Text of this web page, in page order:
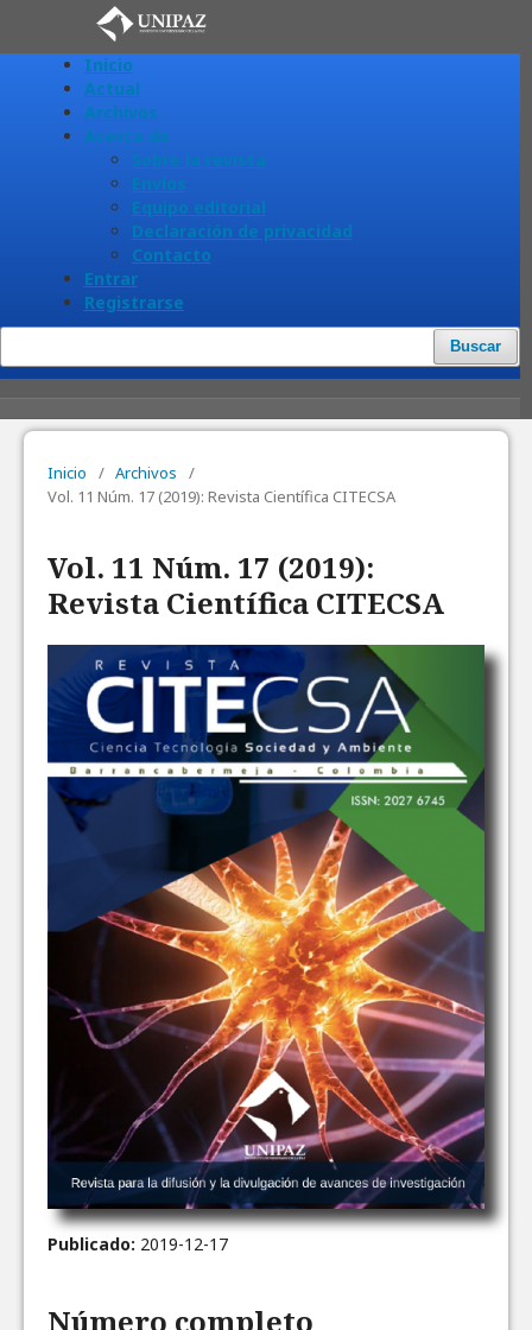
Inicio
Actual
Archivos
Acerca de
Sobre la revista
Envíos
Equipo editorial
Declaración de privacidad
Contacto
Entrar
Registrarse
Buscar
Inicio / Archivos
/
Vol. 11 Núm. 17 (2019): Revista Científica CITECSA
Vol. 11 Núm. 17 (2019):
Revista Científica CITECSA
Publicado: 2019-12-17
Número completo